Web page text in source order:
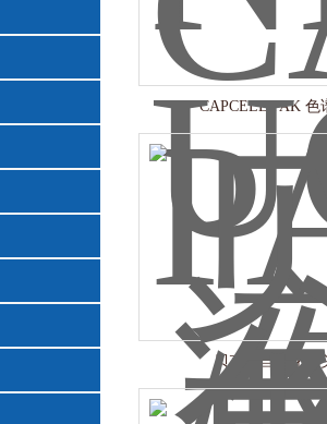
CAPCELL PAK 色
贝克曼自动化吸